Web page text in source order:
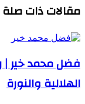
مقالات ذات صلة
فضل محمد خير |
الهلالية والنورة